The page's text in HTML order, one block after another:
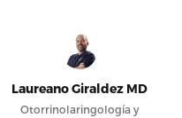
Laureano Giraldez MD
Otorrinolaringología y